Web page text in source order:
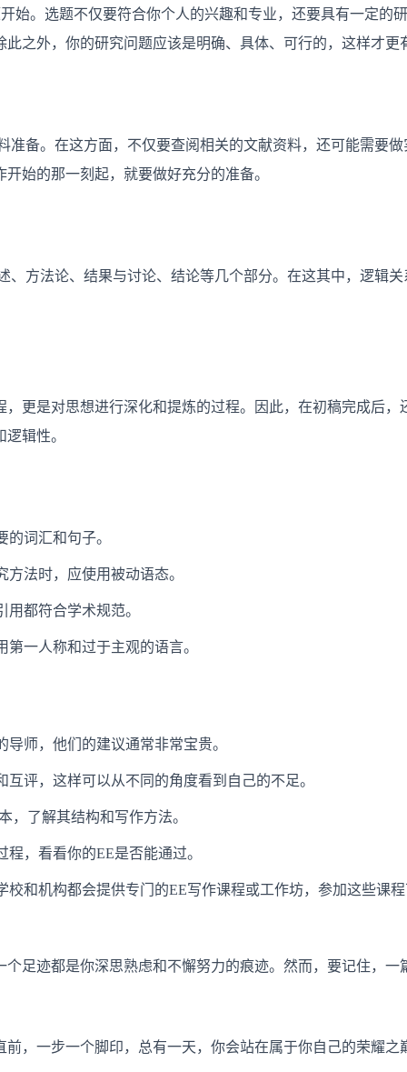
开始。选题不仅要符合你个人的兴趣和专业，还要具有一定的
之外，你的研究问题应该是明确、具体、可行的，这样才更
准备。在这方面，不仅要查阅相关的文献资料，还可能需要
始的那一刻起，就要做好充分的准备。
、方法论、结果与讨论、结论等几个部分。在这其中，逻辑
更是对思想进行深化和提炼的过程。因此，在初稿完成后
辑性。
词汇和句子。
法时，应使用被动语态。
都符合学术规范。
第一人称和过于主观的语言。
导师，他们的建议通常非常宝贵。
互评，这样可以从不同的角度看到自己的不足。
，了解其结构和写作方法。
，看看你的EE是否能通过。
校和机构都会提供专门的EE写作课程或工作坊，参加这些课
足迹都是你深思熟虑和不懈努力的痕迹。然而，要记住，一
，一步一个脚印，总有一天，你会站在属于你自己的荣耀